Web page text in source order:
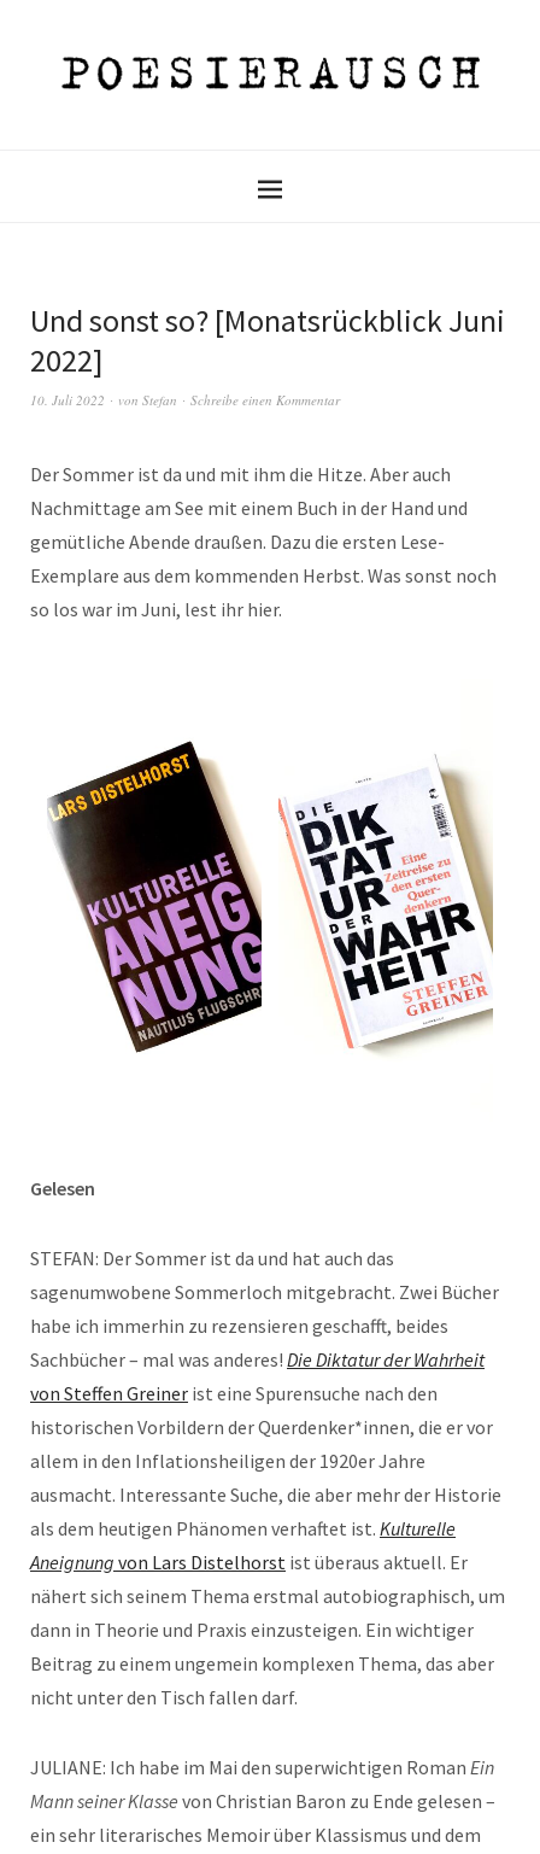
Und sonst so? [Monatsrückblick Juni
2022]
10. Juli 2022 von Stefan Schreibe einen Kommentar
Der Sommer ist da und mit ihm die Hitze. Aber auch
Nachmittage am See mit einem Buch in der Hand und
gemütliche Abende draußen. Dazu die ersten Lese-
Exemplare aus dem kommenden Herbst. Was sonst noch
so los war im Juni, lest ihr hier.
Gelesen
STEFAN: Der Sommer ist da und hat auch das
sagenumwobene Sommerloch mitgebracht. Zwei Bücher
habe ich immerhin zu rezensieren geschafft, beides
Sachbücher – mal was anderes! Die Diktatur der Wahrheit
von Steffen Greiner ist eine Spurensuche nach den
historischen Vorbildern der Querdenker*innen, die er vor
allem in den Inflationsheiligen der 1920er Jahre
ausmacht. Interessante Suche, die aber mehr der Historie
als dem heutigen Phänomen verhaftet ist. Kulturelle
Aneignung von Lars Distelhorst ist überaus aktuell. Er
nähert sich seinem Thema erstmal autobiographisch, um
dann in Theorie und Praxis einzusteigen. Ein wichtiger
Beitrag zu einem ungemein komplexen Thema, das aber
nicht unter den Tisch fallen darf.
JULIANE: Ich habe im Mai den superwichtigen Roman Ein
Mann seiner Klasse von Christian Baron zu Ende gelesen –
ein sehr literarisches Memoir über Klassismus und dem